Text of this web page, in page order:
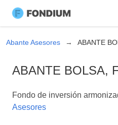
Abante Asesores ABANTE
ABANTE BOLSA,
Fondo de inversión
Asesores